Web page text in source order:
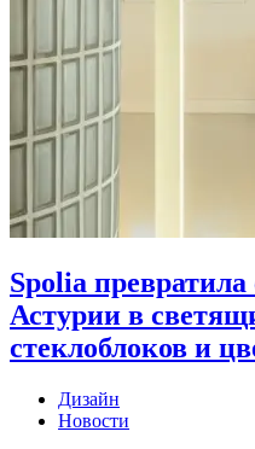
Spolia
Астурии в
стеклоблоков и
Дизайн
Новости